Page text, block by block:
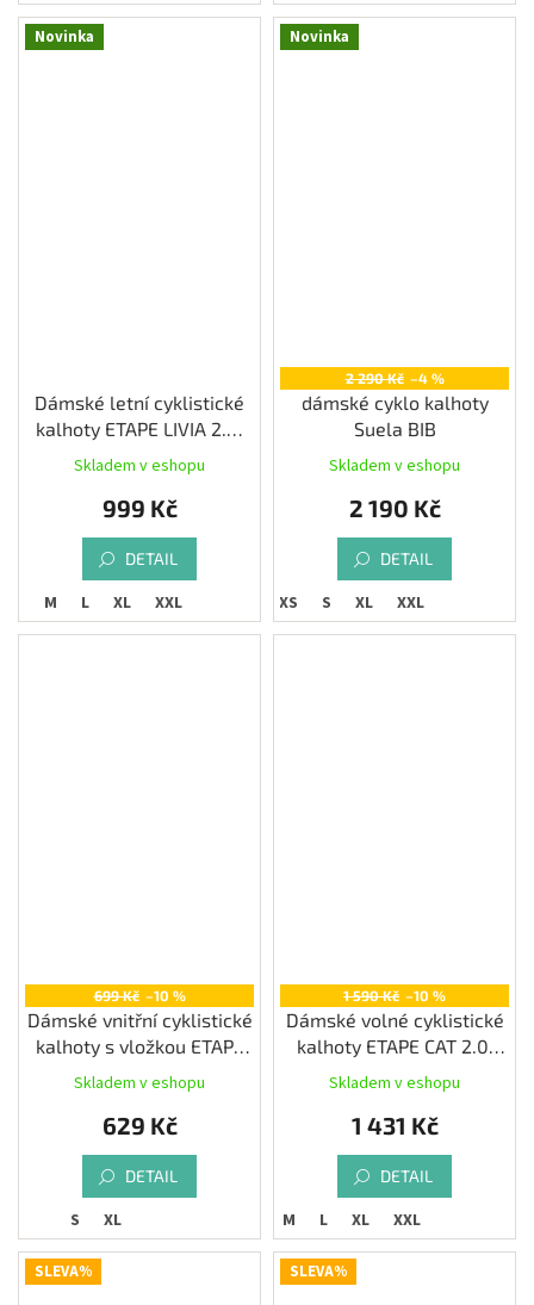
Novinka
Dámské letní cyklistické
kalhoty ETAPE LIVIA 2.0,
černá/růžová
Skladem v eshopu
999 Kč
DETAIL
M L XL XXL
Novinka
2 290 Kč –4 %
dámské cyklo kalhoty
Suela BIB
Skladem v eshopu
2 190 Kč
DETAIL
XS S XL XXL
699 Kč –10 %
Dámské vnitřní cyklistické
kalhoty s vložkou ETAPE
ELSA, černá
Skladem v eshopu
629 Kč
DETAIL
S XL
1 590 Kč –10 %
Dámské volné cyklistické
kalhoty ETAPE CAT 2.0,
černá/růžová
Skladem v eshopu
1 431 Kč
DETAIL
M L XL XXL
SLEVA% SLEVA%